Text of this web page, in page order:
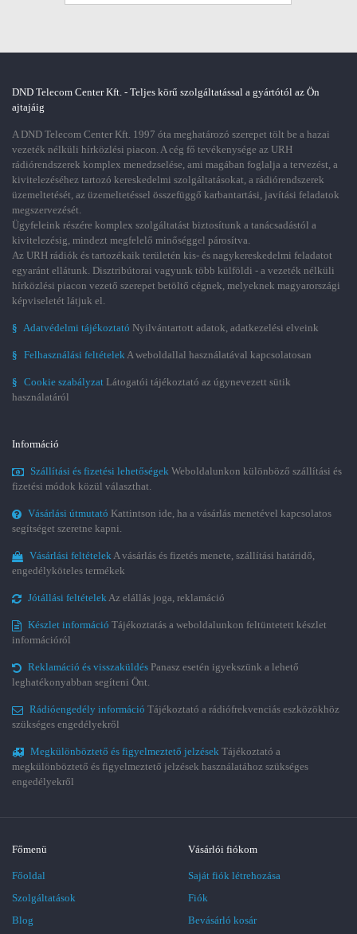
DND Telecom Center Kft. - Teljes körű szolgáltatással a gyártótól az Ön
ajtajáig
A DND Telecom Center Kft. 1997 óta meghatározó szerepet tölt be a hazai
vezeték nélküli hírközlési piacon. A cég fő tevékenysége az URH
rádiórendszerek komplex menedzselése, ami magában foglalja a tervezést, a
kivitelezéséhez tartozó kereskedelmi szolgáltatásokat, a rádiórendszerek
üzemeltetését, az üzemeltetéssel összefüggő karbantartási, javítási feladatok
megszervezését.
Ügyfeleink részére komplex szolgáltatást biztosítunk a tanácsadástól a
kivitelezésig, mindezt megfelelő minőséggel párosítva.
Az URH rádiók és tartozékaik területén kis- és nagykereskedelmi feladatot
egyaránt ellátunk. Disztribútorai vagyunk több külföldi - a vezeték nélküli
hírközlési piacon vezető szerepet betöltő cégnek, melyeknek magyarországi
képviseletét látjuk el.
§ Adatvédelmi tájékoztató Nyilvántartott adatok, adatkezelési elveink
§ Felhasználási feltételekA weboldallal használatával kapcsolatosan
§ Cookie szabályzat Látogatói tájékoztató az úgynevezett sütik
használatáról
Információ
Szállítási és fizetési lehetőségek Weboldalunkon különböző szállítási és
fizetési módok közül választhat.
Vásárlási útmutató Kattintson ide, ha a vásárlás menetével kapcsolatos
segítséget szeretne kapni.
Vásárlási feltételekA vásárlás és fizetés menete, szállítási határidő,
engedélyköteles termékek
Jótállási feltételekAz elállás joga, reklamáció
Készlet információ Tájékoztatás a weboldalunkon feltüntetett készlet
információról
Reklamáció és visszaküldés Panasz esetén igyekszünk a lehető
leghatékonyabban segíteni Önt.
Rádióengedély információ Tájékoztató a rádiófrekvenciás eszközökhöz
szükséges engedélyekről
Megkülönböztető és figyelmeztető jelzések Tájékoztató a
megkülönböztető és figyelmeztető jelzések használatához szükséges
engedélyekről
Főmenü
Főoldal
Szolgáltatások
Blog
Vásárlói fiókom
Saját fiók létrehozása
Fiók
Bevásárló kosár